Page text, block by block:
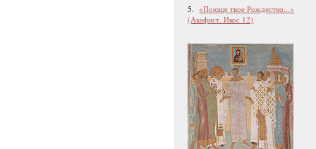
5. «Поюще твое Рождество...»
(Акафист. Икос 12)